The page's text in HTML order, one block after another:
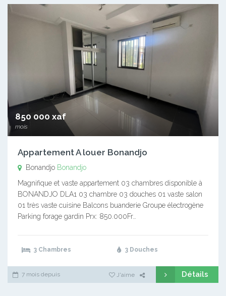
850 000 xaf
mois
Appartement A louer Bonandjo
Bonandjo Bonandjo
Magnifique et vaste appartement 03 chambres disponible à
BONANDJO DLA1 03 chambre 03 douches 01 vaste salon
01 très vaste cuisine Balcons buanderie Groupe électrogène
Parking forage gardin Prx: 850.000Fr…
3 Chambres 3 Douches
7 mois depuis J'aime Détails